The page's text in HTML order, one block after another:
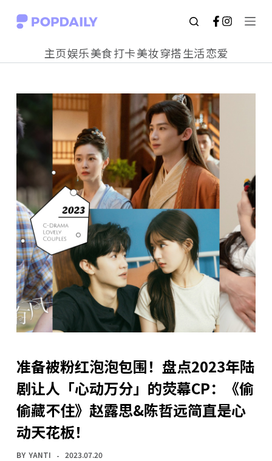
S
t
o
c
o
t
e
n
t
主页娱乐美食打卡美妆穿搭生活恋爱
准备被粉红泡泡包围！盘点2023年陆
剧让人「心动万分」的荧幕CP：《偷
偷藏不住》赵露思&陈哲远简直是心
动天花板！
BY YANTI 2023.07.20